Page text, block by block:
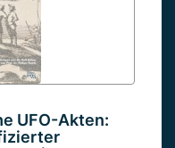
UFO-Akten: